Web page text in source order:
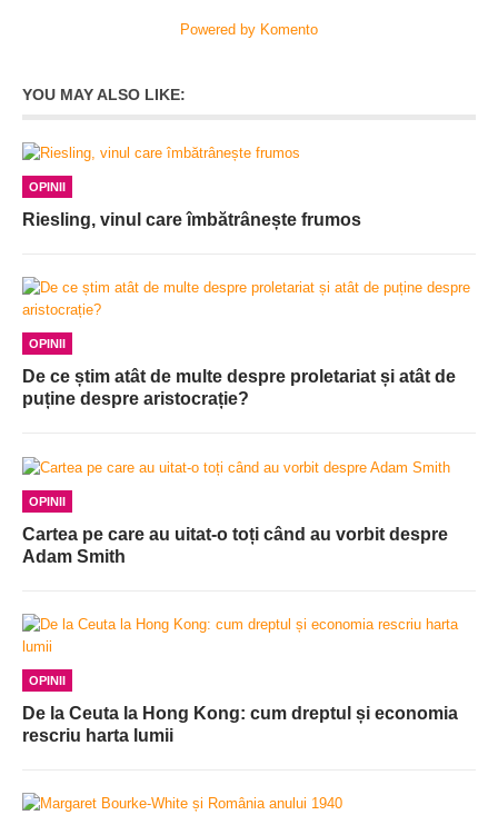
Powered by Komento
YOU MAY ALSO LIKE:
OPINII
Riesling, vinul care îmbătrânește frumos
OPINII
De ce știm atât de multe despre proletariat și atât de
puține despre aristocrație?
OPINII
Cartea pe care au uitat-o toți când au vorbit despre
Adam Smith
OPINII
De la Ceuta la Hong Kong: cum dreptul și economia
rescriu harta lumii